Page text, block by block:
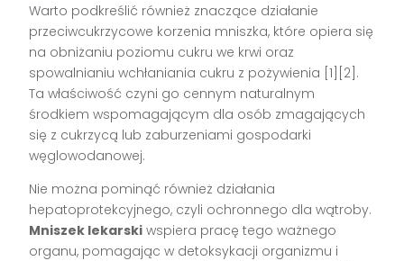
Warto podkreślić również znaczące działanie
przeciwcukrzycowe korzenia mniszka, które opiera się
na obniżaniu poziomu cukru we krwi oraz
spowalnianiu wchłaniania cukru z pożywienia [1][2].
Ta właściwość czyni go cennym naturalnym
środkiem wspomagającym dla osób zmagających
się z cukrzycą lub zaburzeniami gospodarki
węglowodanowej.
Nie można pominąć również działania
hepatoprotekcyjnego, czyli ochronnego dla wątroby.
Mniszek lekarski wspiera pracę tego ważnego
organu, pomagając w detoksykacji organizmu i